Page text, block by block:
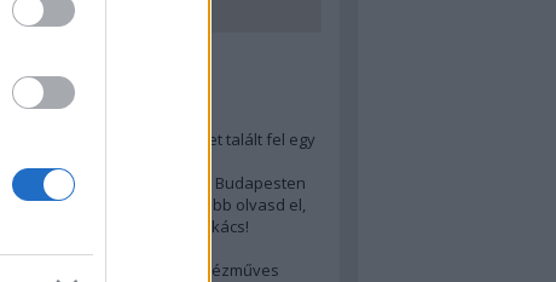
menő Budapest-térképet talált fel egy
legjobb (elérhető árú) ebéd Budapesten
akarsz lenni? Akkor előbb olvasd el,
gondol erről egy magyar szakács!
rejtett kincsei: orosz kézműves